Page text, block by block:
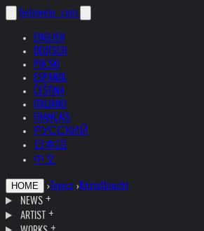
helnwein .com
ENGLISH
DEUTSCH
POLSKI
ESPAÑOL
ČEŠTINA
ITALIANO
FRANÇAIS
РУССКИЙ
日本語
中文
HOME › Topics ›Kristallnacht
NEWS
ARTIST